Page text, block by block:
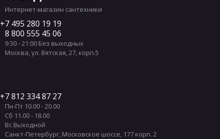
Интернет-магазин сантехники
7 495 280 19 19
8 800 555 45 06
9:30 - 21:00 Без выходных
Москва,ул. Вятская, 27, корп.5
7 812 334 87 27
Пн-Пт 10.00 - 20.00
Сб 11.00 - 18.00
Вс Выходной
Санкт-Петербург, Московское шоссе, 177 корп. 2